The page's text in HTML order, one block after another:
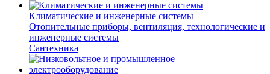
Климатические и инженерные системы
Отопительные приборы, вентиляция, технологические и
инженерные системы
Сантехника